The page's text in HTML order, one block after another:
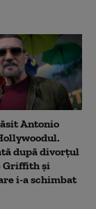
Antonio
după divorțul
Griffith și
i-a schimbat